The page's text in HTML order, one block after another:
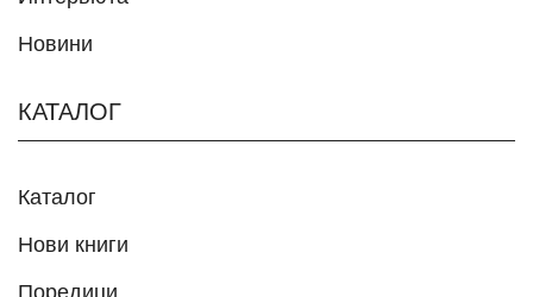
Новини
КАТАЛОГ
Каталог
Нови книги
Поредици